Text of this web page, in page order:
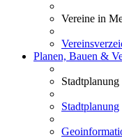
Vereine in
Planen, Bauen &
Stadtplanung
Stadtplanung